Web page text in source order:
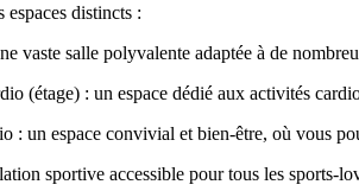
distincts :
vaste salle polyvalente adaptée à de
(étage) : un espace dédié aux activités
: un espace convivial et bien-être, où vous
sportive accessible pour tous les sports-